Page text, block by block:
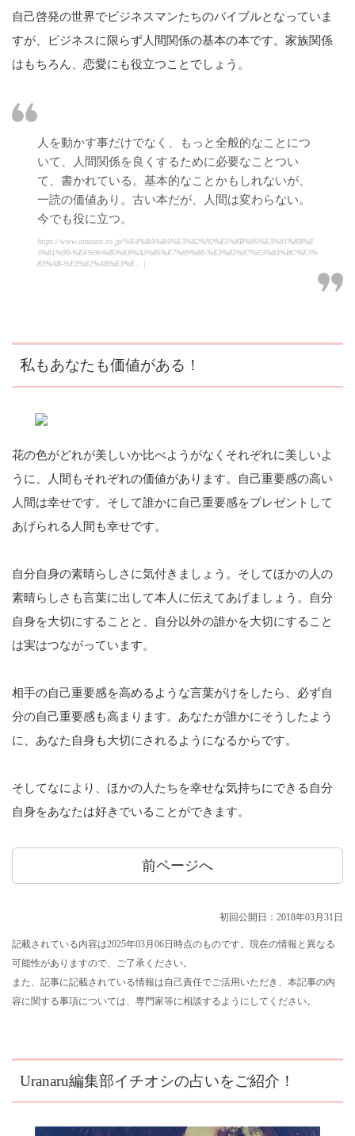
自己啓発の世界でビジネスマンたちのバイブルとなっていま
すが、ビジネスに限らず人間関係の基本の本です。家族関係
はもちろん、恋愛にも役立つことでしょう。
人を動かす事だけでなく、もっと全般的なことにつ
いて、人間関係を良くするために必要なことつい
て、書かれている。基本的なことかもしれないが、
一読の価値あり。古い本だが、人間は変わらない。
今でも役に立つ。
https://www.amazon.co.jp/%E4%BA%BA%E3%82%92%E5%8B%95%E3%81%8B%E
3%81%99-%E6%96%B0%E8%A3%85%E7%89%88-%E3%83%87%E3%83%BC%E3%
83%AB-%E3%82%AB%E3%8... |
私もあなたも価値がある！
花の色がどれが美しいか比べようがなくそれぞれに美しいよ
うに、人間もそれぞれの価値があります。自己重要感の高い
人間は幸せです。そして誰かに自己重要感をプレゼントして
あげられる人間も幸せです。
自分自身の素晴らしさに気付きましょう。そしてほかの人の
素晴らしさも言葉に出して本人に伝えてあげましょう。自分
自身を大切にすることと、自分以外の誰かを大切にすること
は実はつながっています。
相手の自己重要感を高めるような言葉がけをしたら、必ず自
分の自己重要感も高まります。あなたが誰かにそうしたよう
に、あなた自身も大切にされるようになるからです。
そしてなにより、ほかの人たちを幸せな気持ちにできる自分
自身をあなたは好きでいることができます。
前ページへ
初回公開日：2018年03月31日
記載されている内容は2025年03月06日時点のものです。現在の情報と異なる
可能性がありますので、ご了承ください。
また、記事に記載されている情報は自己責任でご活用いただき、本記事の内
容に関する事項については、専門家等に相談するようにしてください。
Uranaru編集部イチオシの占いをご紹介！